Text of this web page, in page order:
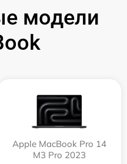
модели
Apple MacBook Pro 14
M3 Pro 2023